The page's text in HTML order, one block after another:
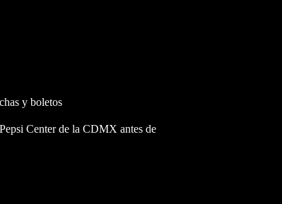
y boletos
Center de la CDMX antes de